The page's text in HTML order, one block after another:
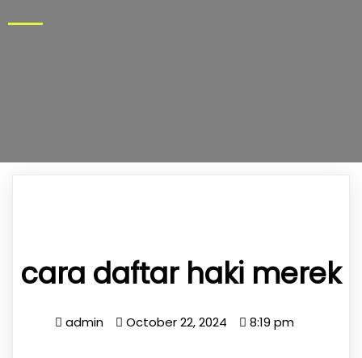
cara daftar haki merek
admin October 22, 2024 8:19 pm